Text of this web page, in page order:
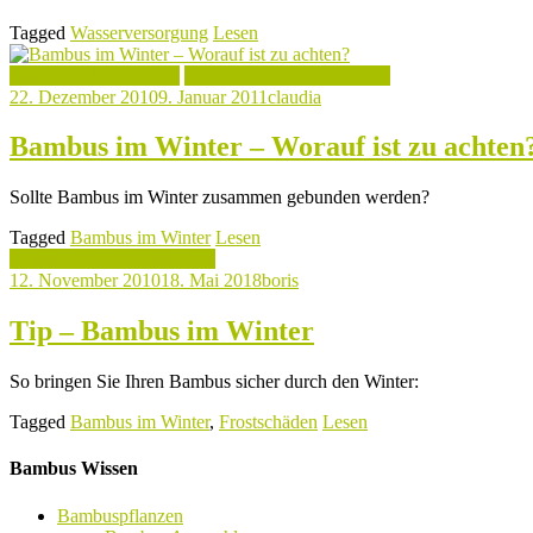
Tagged Wasserversorgung Lesen
22. Dezember 20109. Januar 2011claudia
Bambus im Winter – Worauf ist zu
Sollte Bambus im Winter zusammen gebunden werden?
Tagged Bambus im Winter Lesen
12. November 201018. Mai 2018boris
Tip – Bambus im Winter
So bringen Sie Ihren Bambus sicher durch den Winter:
Tagged Bambus im Winter, Frostschäden Lesen
Bambus Wissen
Bambuspflanzen